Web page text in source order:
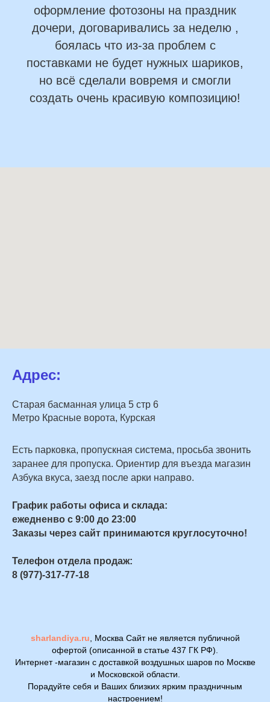
оформление фотозоны на праздник
дочери, договаривались за неделю ,
боялась что из-за проблем с
поставками не будет нужных шариков,
но всё сделали вовремя и смогли
создать очень красивую композицию!
Адрес:
Старая басманная улица 5 стр 6
Метро Красные ворота, Курская
Есть парковка, пропускная система, просьба звонить
заранее для пропуска. Ориентир для въезда магазин
Азбука вкуса, заезд после арки направо.
График работы офиса и склада:
ежедненво с 9:00 до 23:00
Заказы через сайт принимаются круглосуточно!
Телефон отдела продаж:
8 (977)-317-77-18
sharlandiya.ru , Москва Сайт не является публичной
офертой (описанной в статье 437 ГК РФ).
Интернет -магазин с доставкой воздушных шаров по Москве
и Московской области.
Порадуйте себя и Ваших близких ярким праздничным
настроением!